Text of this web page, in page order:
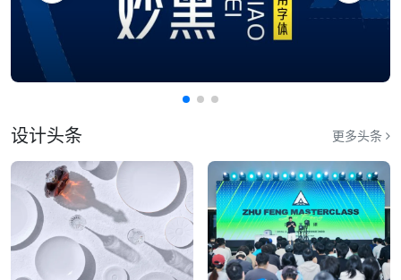
设计头条 更多头条